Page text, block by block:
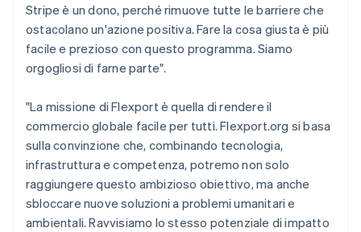
Stripe è un dono, perché rimuove tutte le barriere che
ostacolano un'azione positiva. Fare la cosa giusta è più
facile e prezioso con questo programma. Siamo
orgogliosi di farne parte".
"La missione di Flexport è quella di rendere il
commercio globale facile per tutti. Flexport.org si basa
sulla convinzione che, combinando tecnologia,
infrastruttura e competenza, potremo non solo
raggiungere questo ambizioso obiettivo, ma anche
sbloccare nuove soluzioni a problemi umanitari e
ambientali. Ravvisiamo lo stesso potenziale di impatto
Nuova Zelanda
English
Paesi Bassi
NederlandsEnglish
Polonia
Portogallo
PortuguêsEnglish
RAS di Hong Kong, Cina
English简体中文
Regno Unito
English
Repubblica Ceca
English